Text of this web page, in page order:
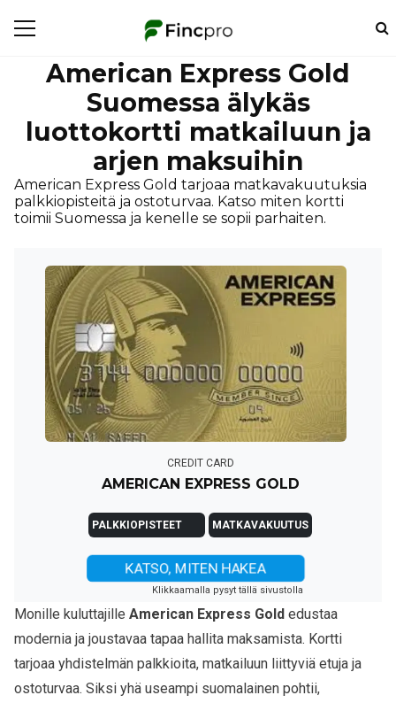
American Express Gold
Suomessa älykäs
luottokortti matkailuun ja
arjen maksuihin
American Express Gold tarjoaa matkavakuutuksia
palkkiopisteitä ja ostoturvaa. Katso miten kortti
toimii Suomessa ja kenelle se sopii parhaiten.
CREDIT CARD
AMERICAN EXPRESS GOLD
PALKKIOPISTEET MATKAVAKUUTUS
KATSO, MITEN HAKEA
Klikkaamalla pysyt tällä sivustolla
Monille kuluttajille American Express Gold edustaa
modernia ja joustavaa tapaa hallita maksamista. Kortti
tarjoaa yhdistelmän palkkioita, matkailuun liittyviä etuja ja
ostoturvaa. Siksi yhä useampi suomalainen pohtii,